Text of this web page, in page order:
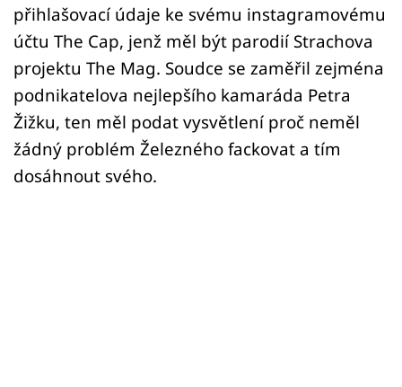
přihlašovací údaje ke svému instagramovému
účtu The Cap, jenž měl být parodií Strachova
projektu The Mag. Soudce se zaměřil zejména
podnikatelova nejlepšího kamaráda Petra
Žižku, ten měl podat vysvětlení proč neměl
žádný problém Železného fackovat a tím
dosáhnout svého.